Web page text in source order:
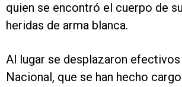
quien se encontró el cuerpo de
heridas de arma blanca.
Al lugar se desplazaron
Nacional, que se han hecho